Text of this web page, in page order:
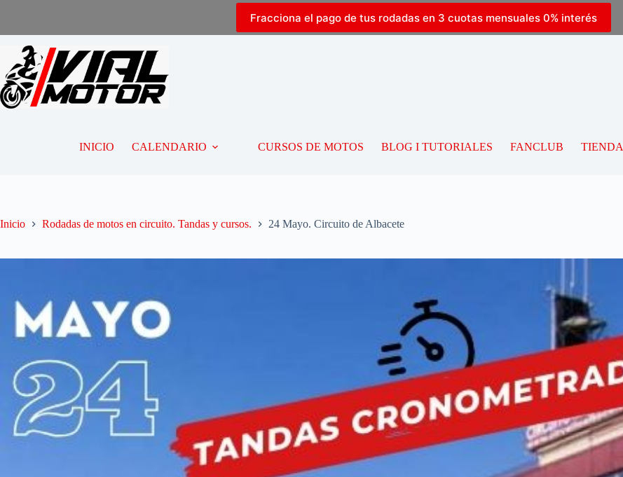
Fracciona el pago de tus rodadas en 3 cuotas mensuales 0% interés
INICIO CALENDARIO CURSOS DE MOTOS BLOG I TUTORIALES FANCLUB TIENDA
Inicio Rodadas de motos en circuito. Tandas y cursos. 24 Mayo. Circuito de Albacete